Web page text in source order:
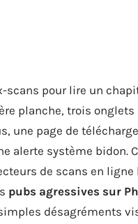
scans pour lire un
planche, trois onglets
une page de
alerte système bidon.
de scans en ligne
pubs agressives sur
désagréments